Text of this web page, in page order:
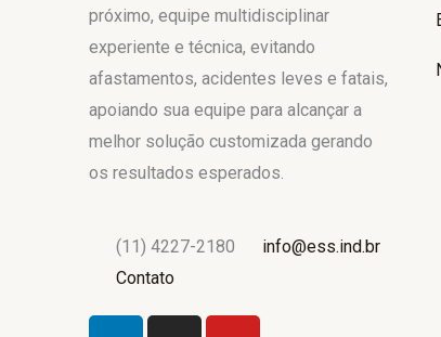
próximo, equipe multidisciplinar
experiente e técnica, evitando
afastamentos, acidentes leves e fatais,
apoiando sua equipe para alcançar a
melhor solução customizada gerando
os resultados esperados.
(11) 4227-2180
info@ess.ind.br
Contato